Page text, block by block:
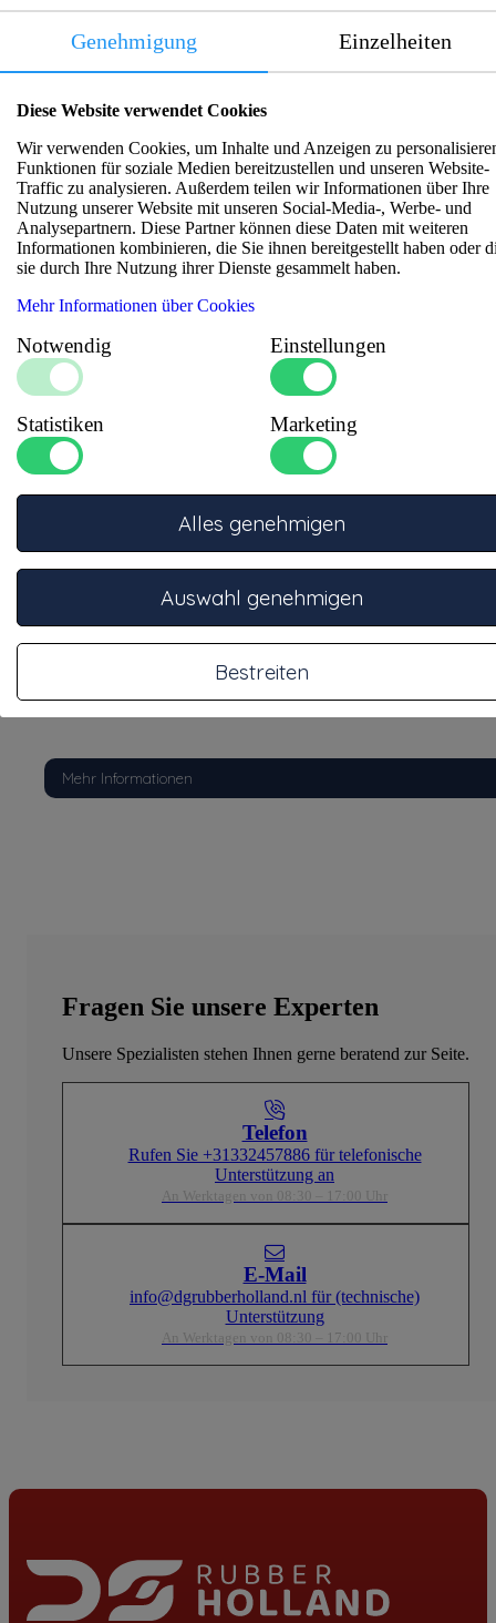
Ähnliche Artikel
C.A.V. Gebogene Hülse 8 mm
Direkte slangtule 8 mm haaks ten behoeve van de CAV
Mehr Informationen
Fragen Sie unsere Experten
Unsere Spezialisten stehen Ihnen gerne beratend zur Seite.
Telefon
Rufen Sie +31332457886 für telefonische
Unterstützung an
An Werktagen von 08:30 – 17:00 Uhr
E-Mail
info@dgrubberholland.nl für (technische)
Unterstützung
An Werktagen von 08:30 – 17:00 Uhr
Genehmigung Einzelheiten
Diese Website verwendet Cookies
Wir verwenden Cookies, um Inhalte und Anzeigen zu
Funktionen für soziale Medien bereitzustellen und unseren Website-
Traffic zu analysieren. Außerdem teilen wir Informationen über Ihre
Nutzung unserer Website mit unseren Social-Media-, Werbe- und
Analysepartnern. Diese Partner können diese Daten mit weiteren
Informationen kombinieren, die Sie ihnen bereitgestellt haben oder
sie durch Ihre Nutzung ihrer Dienste gesammelt haben.
Mehr Informationen über Cookies
Notwendig Einstellungen
Statistiken Marketing
Bestreiten
Auswahl genehmigen
Alles genehmigen